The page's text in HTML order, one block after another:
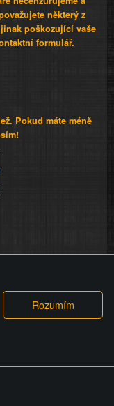
některý z
poškozující vaše
formulář.
Pokud máte méně
provozovatele
nebo video na
videa nebo
uplatnit vůči
škody nebo
To jen